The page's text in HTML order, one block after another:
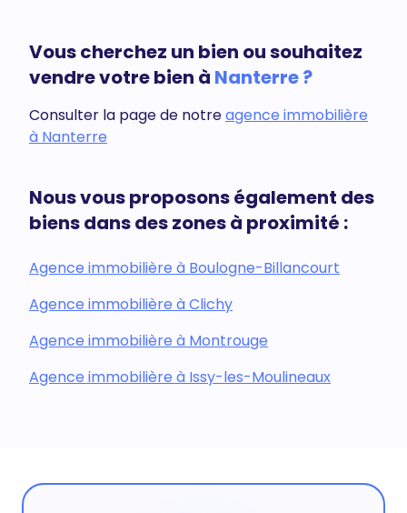
Vous cherchez un bien ou souhaitez
vendre votre bien à Nanterre ?
Consulter la page de notreagence immobilière
à Nanterre
Nous vous proposons également des
biens dans des zones à proximité :
Agence immobilière à Boulogne-Billancourt
Agence immobilière à Clichy
Agence immobilière à Montrouge
Agence immobilière à Issy-les-Moulineaux